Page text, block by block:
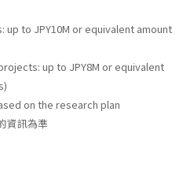
to JPY10M or equivalent amount
up to JPY8M or equivalent
on the research plan
資訊為準